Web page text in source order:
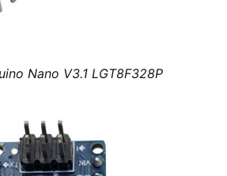
Nano V3.1 LGT8F328P